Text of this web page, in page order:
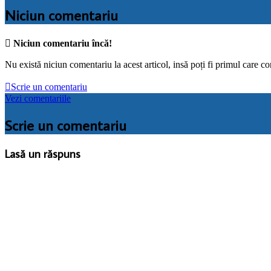
Niciun comentariu
 Niciun comentariu încă!
Nu există niciun comentariu la acest articol, insă poți fi primul care
Scrie un comentariu
Vezi comentariile
Scrie un comentariu
Lasă un răspuns